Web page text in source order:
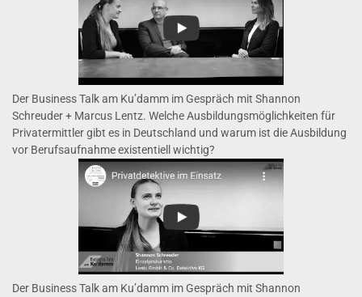
Der Business Talk am Ku’damm im Gespräch mit Shannon
Schreuder + Marcus Lentz. Welche Ausbildungsmöglichkeiten für
Privatermittler gibt es in Deutschland und warum ist die Ausbildung
vor Berufsaufnahme existentiell wichtig?
Der Business Talk am Ku’damm im Gespräch mit Shannon